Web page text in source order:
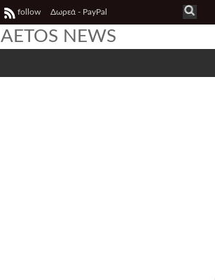
follow Δωρεά - PayPal
AETOS NEWS